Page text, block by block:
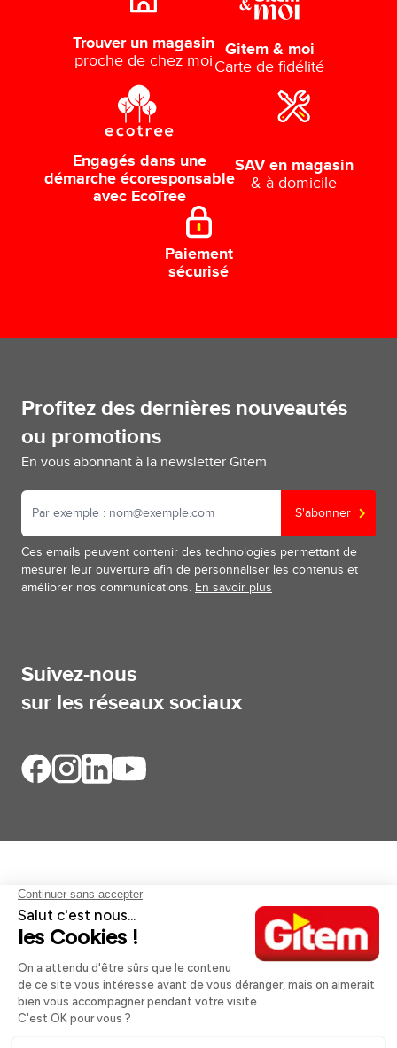
Trouver un magasin
proche de chez moi
Gitem & moi
Carte de fidélité
Engagés dans une
démarche écoresponsable
avec EcoTree
SAV en magasin
& à domicile
Paiement
sécurisé
Profitez des dernières nouveautés
ou promotions
En vous abonnant à la newsletter Gitem
S'abonner
Ces emails peuvent contenir des technologies permettant de
mesurer leur ouverture afin de personnaliser les contenus et
améliorer nos communications. En savoir plus
Suivez-nous
sur les réseaux sociaux
Aides et informations
Services
Informations légales
A propos